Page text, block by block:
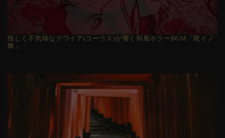
怪しく不気味なクワイア(コーラス)が響く和風ホラーBGM「呪イノ
舞」